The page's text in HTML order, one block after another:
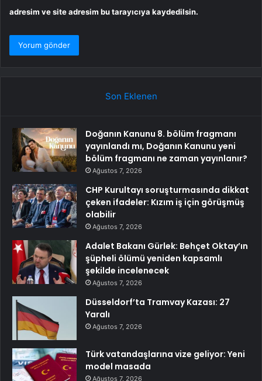
adresim ve site adresim bu tarayıcıya kaydedilsin.
Son Eklenen
Doğanın Kanunu 8. bölüm fragmanı
yayınlandı mı, Doğanın Kanunu yeni
bölüm fragmanı ne zaman yayınlanır?
Ağustos 7, 2026
CHP Kurultayı soruşturmasında dikkat
çeken ifadeler: Kızım iş için görüşmüş
olabilir
Ağustos 7, 2026
Adalet Bakanı Gürlek: Behçet Oktay’ın
şüpheli ölümü yeniden kapsamlı
şekilde incelenecek
Ağustos 7, 2026
Düsseldorf’ta Tramvay Kazası: 27
Yaralı
Ağustos 7, 2026
Türk vatandaşlarına vize geliyor: Yeni
model masada
Ağustos 7, 2026